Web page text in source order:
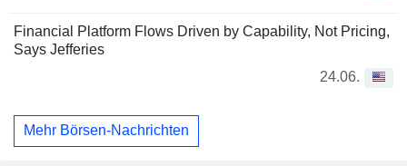
Financial Platform Flows Driven by Capability, Not Pricing,
Says Jefferies
24.06.
Mehr Börsen-Nachrichten